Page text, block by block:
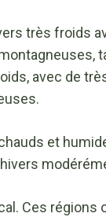
très froids
avec de
et
Ces régions